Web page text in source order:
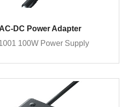
DC Power Adapter
100W Power Supply